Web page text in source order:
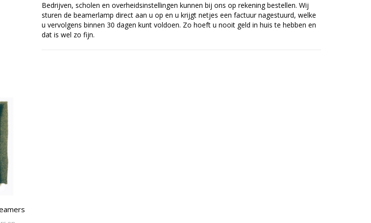
Bedrijven, scholen en overheidsinstellingen kunnen bij ons op rekening bestellen. Wij
sturen de beamerlamp direct aan u op en u krijgt netjes een factuur nagestuurd, welke
u vervolgens binnen 30 dagen kunt voldoen. Zo hoeft u nooit geld in huis te hebben en
dat is wel zo fijn.